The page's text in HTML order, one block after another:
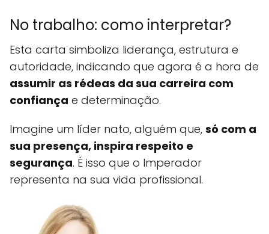
No trabalho: como interpretar?
Esta carta simboliza liderança, estrutura e
autoridade, indicando que agora é a hora de
assumir as rédeas da sua carreira com
confiança e determinação.
Imagine um líder nato, alguém que, só com a
sua presença, inspira respeito e
segurança. É isso que o Imperador
representa na sua vida profissional.